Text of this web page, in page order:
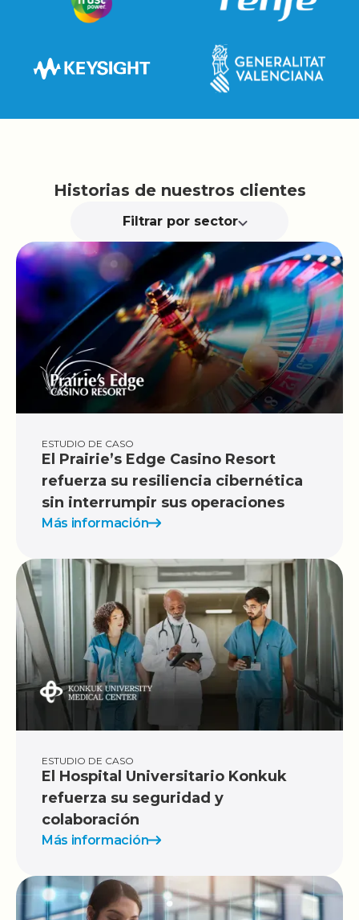
Historias de nuestros clientes
Filtrar por sector
ESTUDIO DE CASO
El Prairie’s Edge Casino Resort
refuerza su resiliencia cibernética
sin interrumpir sus operaciones
Más información
ESTUDIO DE CASO
El Hospital Universitario Konkuk
refuerza su seguridad y
colaboración
Más información